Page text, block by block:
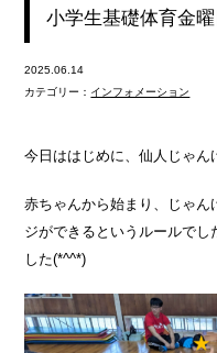
小学生基礎体育金
2025.06.14
カテゴリー： インフォメーション
今日ははじめに、仙人じゃん
赤ちゃんから始まり、じゃ
ジができるというルールでし
した(*^^*)